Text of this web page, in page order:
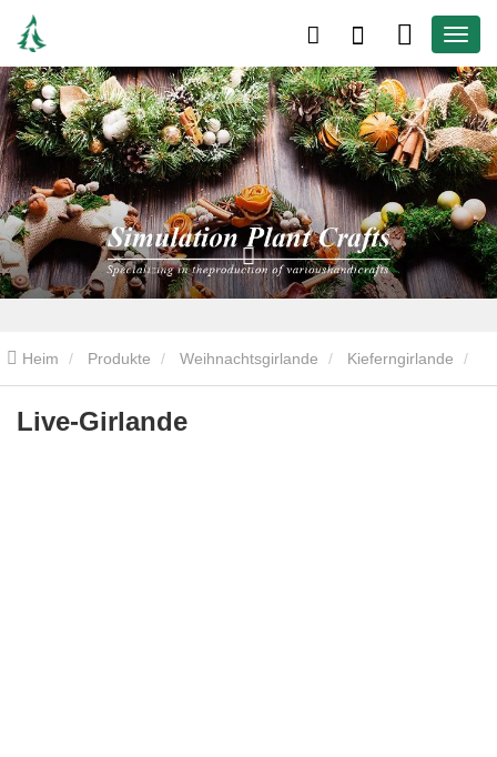
Heim Produkte Weihnachtsgirlande Kieferngirlande
Live-Girlande
Live-Girlande